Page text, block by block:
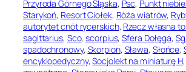
Przyroda Górnego Śląska, Psc, Punkt
Starykoń, Resort Ciołek, Róża wiatrów,
autorytet cnót rycerskich, Rzecz własna
sagittarius, Sco, scorpius, Sfera Dołęga,
spadochronowy, Skorpion, Sława, Słońce,
encyklopedyczny, Socjolekt na miniaturę H,